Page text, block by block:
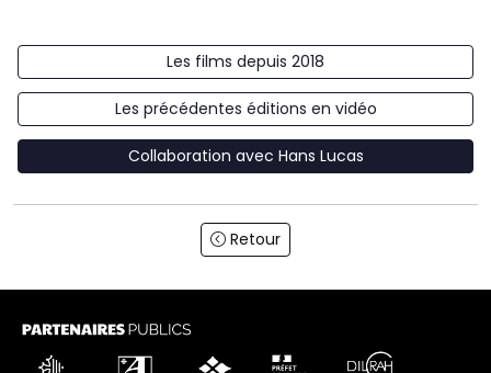
Les films depuis 2018
Les précédentes éditions en vidéo
Collaboration avec Hans Lucas
Retour